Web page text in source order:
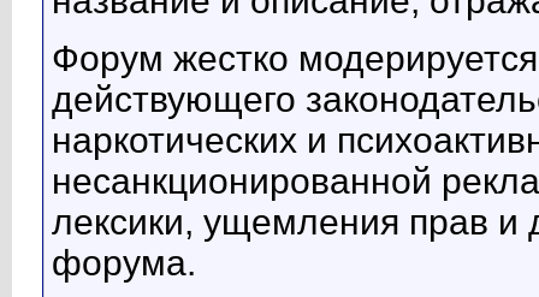
Форум жестко
действующего
наркотических и
несанкционированной
лексики, ущемления прав и
форума.